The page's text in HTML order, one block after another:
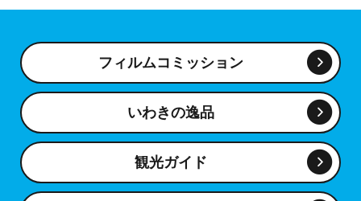
フィルムコミッション
いわきの逸品
観光ガイド